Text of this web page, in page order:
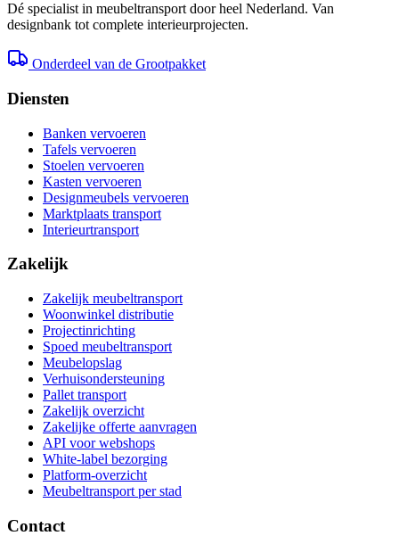
Dé specialist in meubeltransport door heel Nederland. Van
designbank tot complete interieurprojecten.
Onderdeel van de Grootpakket
Diensten
Banken vervoeren
Tafels vervoeren
Stoelen vervoeren
Kasten vervoeren
Designmeubels vervoeren
Marktplaats transport
Interieurtransport
Zakelijk
Zakelijk meubeltransport
Woonwinkel distributie
Projectinrichting
Spoed meubeltransport
Meubelopslag
Verhuisondersteuning
Pallet transport
Zakelijk overzicht
Zakelijke offerte aanvragen
API voor webshops
White-label bezorging
Platform-overzicht
Meubeltransport per stad
Contact